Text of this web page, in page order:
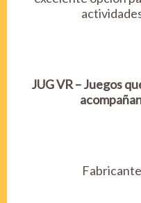
JUG VR – Juegos